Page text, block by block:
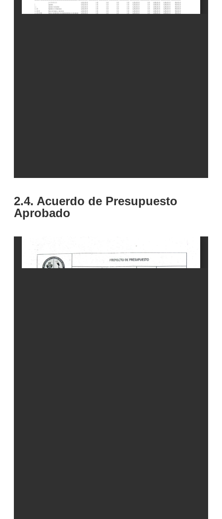
2.4. Acuerdo de Presupuesto
Aprobado